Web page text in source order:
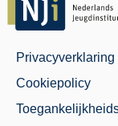
Juridisch
Menu
Privacyverklaring
Cookiepolicy